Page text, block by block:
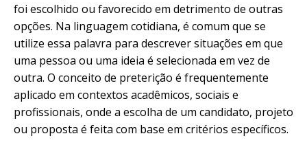
foi escolhido ou favorecido em detrimento de outras
opções. Na linguagem cotidiana, é comum que se
utilize essa palavra para descrever situações em que
uma pessoa ou uma ideia é selecionada em vez de
outra. O conceito de preterição é frequentemente
aplicado em contextos acadêmicos, sociais e
profissionais, onde a escolha de um candidato, projeto
ou proposta é feita com base em critérios específicos.